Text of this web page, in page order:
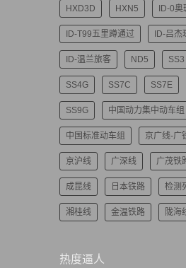
HXD3D HXN5 ID-0
ID-T99五里蹲通过 ID-吕杰
ID-温兰旅客 ND5 SS3
SS4G SS7C SS7E
SS9G 中国动力集中动车组
中国标准动车组 京广线-广
京沪线 广深线 广茂铁
成昆线 日本铁路 检测
湘桂线 金温铁路 陇海
热度逼人